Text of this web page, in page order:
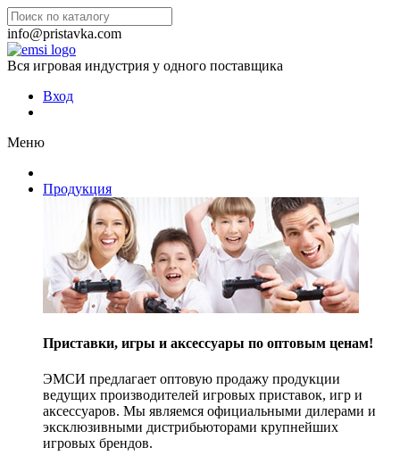
info@pristavka.com
Вся игровая индустрия у одного поставщика
Вход
Меню
Продукция
Приставки, игры и аксессуары по оптовым ценам!
ЭМСИ предлагает оптовую продажу продукции
ведущих производителей игровых приставок, игр и
аксессуаров. Мы являемся официальными дилерами и
эксклюзивными дистрибьюторами крупнейших
игровых брендов.